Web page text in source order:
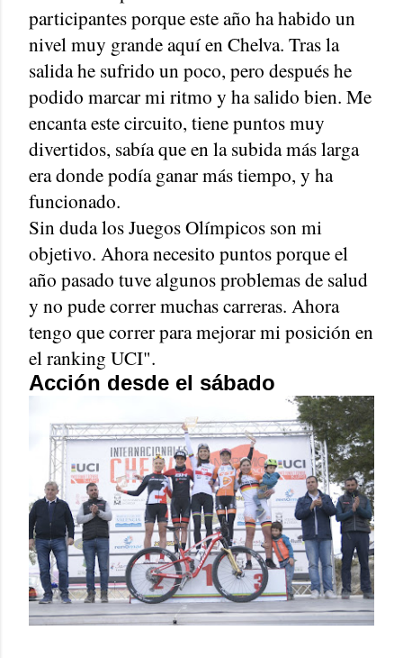
participantes porque este año ha habido un
nivel muy grande aquí en Chelva. Tras la
salida he sufrido un poco, pero después he
podido marcar mi ritmo y ha salido bien. Me
encanta este circuito, tiene puntos muy
divertidos, sabía que en la subida más larga
era donde podía ganar más tiempo, y ha
funcionado.
Sin duda los Juegos Olímpicos son mi
objetivo. Ahora necesito puntos porque el
año pasado tuve algunos problemas de salud
y no pude correr muchas carreras. Ahora
tengo que correr para mejorar mi posición en
el ranking UCI".
Acción desde el sábado